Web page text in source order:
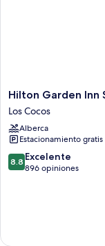
Hilton
Garden
Inn
Santa
Marta
Los
Cocos
Hilton Garden Inn
Los Cocos
Alberca
Estacionamiento gratis
8.8
de
8.8 Excelente
896 opiniones